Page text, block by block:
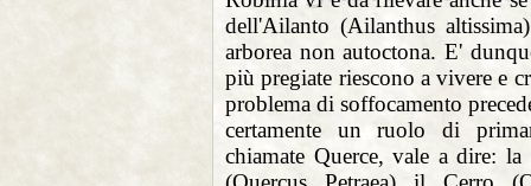
dell'Ailanto (Ailanthus
arborea non autoctona. E'
più pregiate riescono a vivere e
problema di soffocamento
certamente un ruolo di
chiamate Querce, vale a dire: